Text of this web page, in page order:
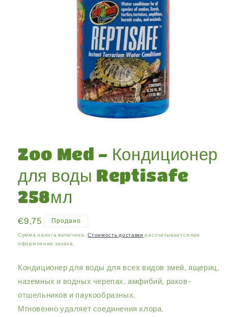
1
в
окне
Zoo Med - Кондиционер
для воды Reptisafe
258мл
Обычная
цена
€9,75 Продано
Сумма налога включена.Стоимость доставки рассчитывается при
оформлении заказа.
Кондиционер для воды для всех видов змей, ящериц,
наземных и водных черепах, амфибий, раков-
отшельников и паукообразных.
Мгновенно удаляет соединения хлора.